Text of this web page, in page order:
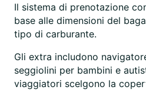
Il sistema di prenotazione
base alle dimensioni del
tipo di carburante.
Gli extra includono
seggiolini per bambini e
viaggiatori scelgono la